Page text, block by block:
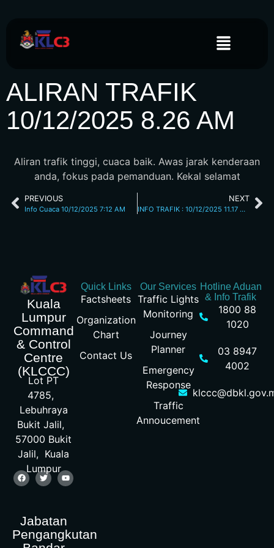
ALIRAN TRAFIK
10/12/2025 8.26 AM
Aliran trafik tinggi, cuaca baik. Awas jarak kenderaan
anda, fokus pada pemanduan. Kekal selamat
PREVIOUS
Info Cuaca 10/12/2025 7:12 AM
NEXT
INFO TRAFIK : 10/12/2025 11.17 AM
Kuala
Lumpur
Command
& Control
Centre
(KLCCC)
Lot PT
4785,
Lebuhraya
Bukit Jalil,
57000 Bukit
Jalil, Kuala
Lumpur
Jabatan
Pengangkutan
Quick Links
Factsheets
Organization
Chart
Contact Us
Our Services
Traffic Lights
Monitoring
Journey
Planner
Emergency
Response
Traffic
Annoucement
Hotline Aduan
& Info Trafik
1800 88
1020
03 8947
4002